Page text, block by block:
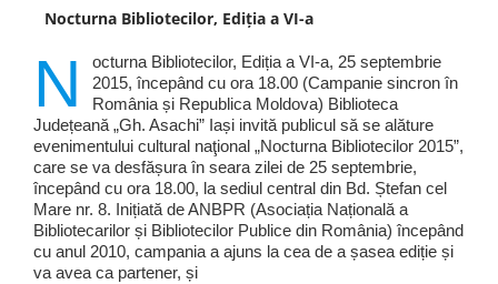
Nocturna Bibliotecilor, Ediția a VI-a
N
octurna Bibliotecilor, Ediția a VI-a, 25 septembrie
2015, începând cu ora 18.00 (Campanie sincron în
România și Republica Moldova) Biblioteca
Județeană „Gh. Asachi” Iași invită publicul să se alăture
evenimentului cultural naţional „Nocturna Bibliotecilor 2015”,
care se va desfășura în seara zilei de 25 septembrie,
începând cu ora 18.00, la sediul central din Bd. Ștefan cel
Mare nr. 8. Inițiată de ANBPR (Asociația Națională a
Bibliotecarilor și Bibliotecilor Publice din România) începând
cu anul 2010, campania a ajuns la cea de a șasea ediție și
va avea ca partener, și